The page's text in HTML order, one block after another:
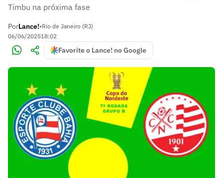
Timbu na próxima fase
PorLance!•Rio de Janeiro (RJ)
06/06/202518:02
Favorite o Lance! no Google